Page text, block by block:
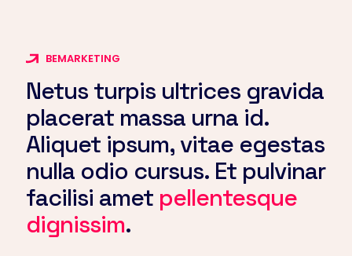
BEMARKETING
Netus turpis ultrices gravida
placerat massa urna id.
Aliquet ipsum, vitae egestas
nulla odio cursus. Et pulvinar
facilisi amet pellentesque
dignissim.